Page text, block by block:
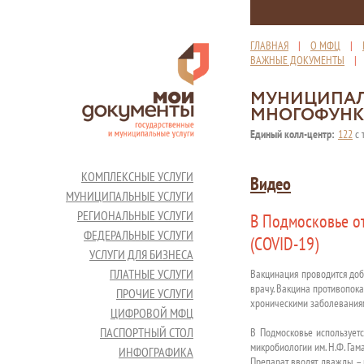
ГЛАВНАЯ | О МФЦ |
ВАЖНЫЕ ДОКУМЕНТЫ
Единый колл-центр: 122с
КОМПЛЕКСНЫЕ УСЛУГИ
МУНИЦИПАЛЬНЫЕ УСЛУГИ
РЕГИОНАЛЬНЫЕ УСЛУГИ
ФЕДЕРАЛЬНЫЕ УСЛУГИ
УСЛУГИ ДЛЯ БИЗНЕСА
ПЛАТНЫЕ УСЛУГИ
ПРОЧИЕ УСЛУГИ
ЦИФРОВОЙ МФЦ
ПАСПОРТНЫЙ СТОЛ
ИНФОГРАФИКА
Видео
В Подмосковье
(COVID-19)
Вакцинация проводится
врачу. Вакцина
хроническими
В Подмосковье
микробиологии им. Н.Ф.